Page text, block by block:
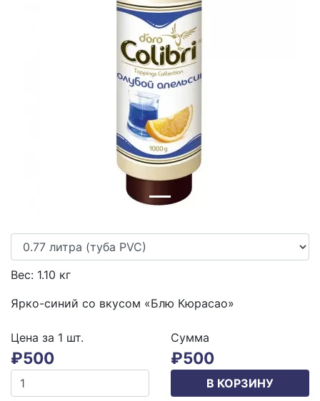
Вес: 1.10 кг
Ярко-синий со вкусом «Блю Кюрасао»
Цена за 1 шт.
₽500
Сумма
₽500
В КОРЗИНУ